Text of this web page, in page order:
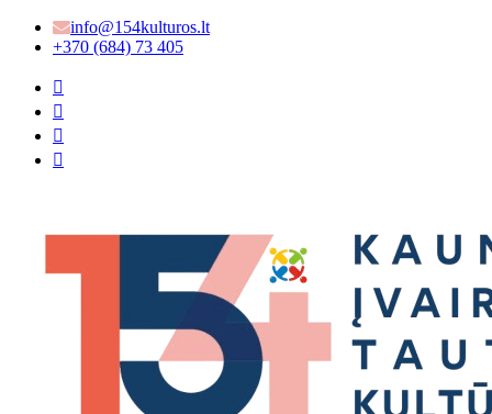
info@154kulturos.lt
+370 (684) 73 405